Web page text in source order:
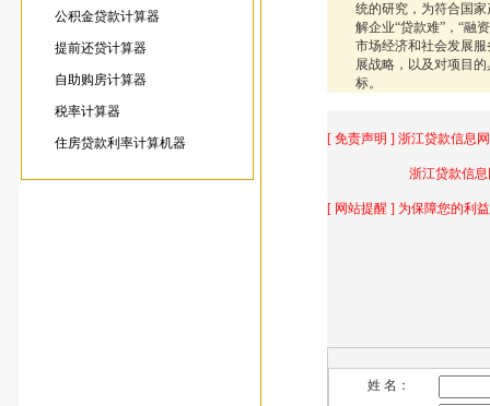
公积金贷款计算器
提前还贷计算器
自助购房计算器
税率计算器
住房贷款利率计算机器
统的研究，为符合国
解企业“贷款难”，“融
市场经济和社会发展
展战略，以及对项目
标。
[ 免责声明 ] 浙江贷款信息
浙江贷款信息网不提
[ 网站提醒 ] 为保障您的利
姓 名：